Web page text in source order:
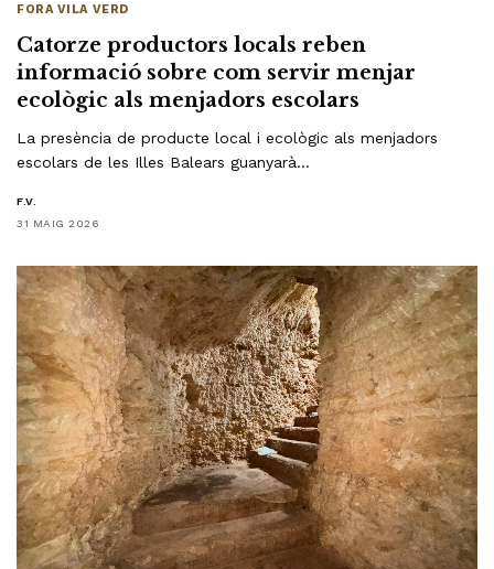
FORA VILA VERD
Catorze productors locals reben
informació sobre com servir menjar
ecològic als menjadors escolars
La presència de producte local i ecològic als menjadors
escolars de les Illes Balears guanyarà…
F.V.
31 MAIG 2026